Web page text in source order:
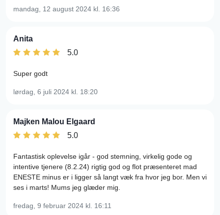
mandag, 12 august 2024 kl. 16:36
Anita
5.0
Super godt
lørdag, 6 juli 2024 kl. 18:20
Majken Malou Elgaard
5.0
Fantastisk oplevelse igår - god stemning, virkelig gode og
intentive tjenere (8.2.24) rigtig god og flot præsenteret mad
ENESTE minus er i ligger så langt væk fra hvor jeg bor. Men vi
ses i marts! Mums jeg glæder mig.
fredag, 9 februar 2024 kl. 16:11